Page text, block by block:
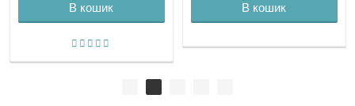
В кошик В кошик